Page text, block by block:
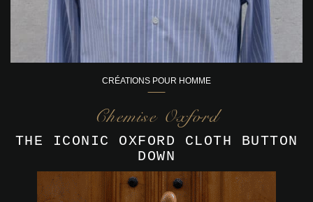
CRÉATIONS POUR HOMME
Chemise Oxford
THE ICONIC OXFORD CLOTH BUTTON
DOWN